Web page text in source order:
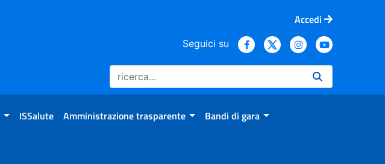
Accedi
Seguici su
ISSalute Amministrazione trasparente Bandi di gara